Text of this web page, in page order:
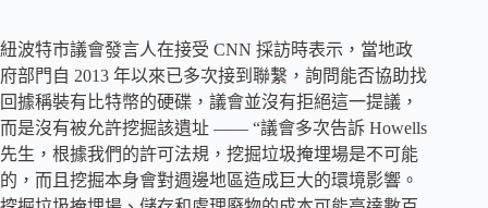
紐波特市議會發言人在接受 CNN 採訪時表示，當地政
府部門自 2013 年以來已多次接到聯繫，詢問能否協助找
回據稱裝有比特幣的硬碟，議會並沒有拒絕這一提議，
而是沒有被允許挖掘該遺址 —— “議會多次告訴 Howells
先生，根據我們的許可法規，挖掘垃圾掩埋場是不可能
的，而且挖掘本身會對週邊地區造成巨大的環境影響。